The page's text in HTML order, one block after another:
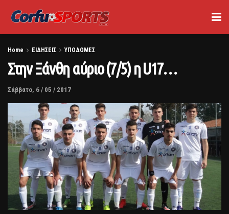
Home ΕΙΔΗΣΕΙΣ ΥΠΟΔΟΜΕΣ
Στην Ξάνθη αύριο (7/5) η U17…
Σάββατο, 6 / 05 / 2017